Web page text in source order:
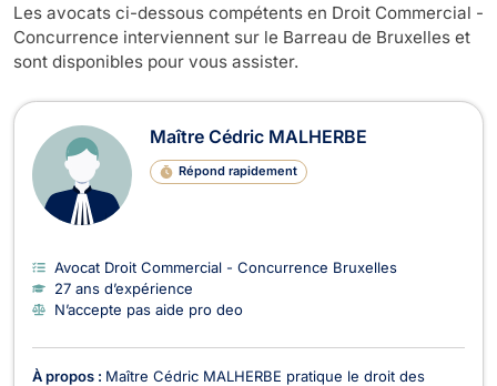
Les avocats ci-dessous compétents en Droit Commercial -
Concurrence interviennent sur le Barreau de Bruxelles et
sont disponibles pour vous assister.
Avocats en Droit Commercial -
Maître Cédric MALHERBE
Répond rapidement
Avocat Droit Commercial - Concurrence Bruxelles
27 ans d’expérience
N’accepte pas aide pro deo
À propos : Maître Cédric MALHERBE pratique le droit des